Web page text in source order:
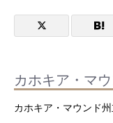
カホキア・マ
カホキア・マウンド